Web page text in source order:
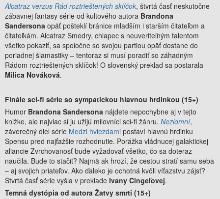
Alcatraz verzus Rád roztrieštených sklíčok, štvrtá časť neskutočne
zábavnej fantasy série od kultového autora Brandona
Sandersona opäť pošteklí bránice mladším i starším čitateľom a
čitateľkám. Alcatraz Smedry, chlapec s neuveriteľným talentom
všetko pokaziť, sa spoločne so svojou partiou opäť dostane do
poriadnej šlamastiky – tentoraz si musí poradiť so záhadným
Rádom roztrieštených sklíčok! O slovenský preklad sa postarala
Milica Nováková.
Finále sci-fi série so sympatickou hlavnou hrdinkou (15+)
Humor Brandona Sandersona nájdete nepochybne aj v tejto
knižke, ale najviac si ju užijú milovníci sci-fi žánru. Nezlomní,
záverečný diel série Medzi hviezdami postaví hlavnú hrdinku
Spensu pred najťažšie rozhodnutie. Porážka vládnucej galaktickej
aliancie Zvrchovanosť bude vyžadovať všetko, čo sa doteraz
naučila. Bude to stačiť? Najmä ak hrozí, že cestou stratí samu seba
– aj svojich priateľov. Ako ďaleko je ochotná kvôli víťazstvu zájsť?
Štvrtá časť série vyšla v preklade Ivany Cingeľovej.
Temná dystópia od autora Žatvy smrti (15+)